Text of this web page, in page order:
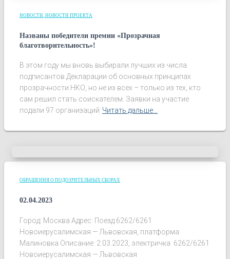
НОВОСТИ НОВОСТИ ПРОЕКТА
Названы победители премии «Прозрачная
благотворительность»!
В этом году мы вновь выбирали лучших из числа
подписантов Декларации об основных принципах
прозрачности НКО, но не из всех – только из тех, кто
сам решил стать соискателем. Заявки на участие
подали 97 организаций Читать дальше…
ОБРАЩЕНИЯ О ПОДОЗРИТЕЛЬНЫХ СБОРАХ
02.04.2023
Город: Москва Адрес: Поезд 6262/6261
Новоиерусалимская — Львовская, платформа
Малиновка Описание: 2.03.2023, электричка 6262/6261
Новоиерусалимская — Львовская